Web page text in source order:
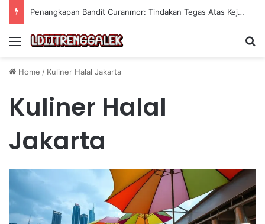
Penangkapan Bandit Curanmor: Tindakan Tegas Atas Kejahatan Sepeda Motor
Menu
Home / Kuliner Halal Jakarta
Kuliner Halal
Jakarta